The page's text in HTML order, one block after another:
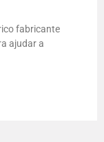
fabricante
ajudar a